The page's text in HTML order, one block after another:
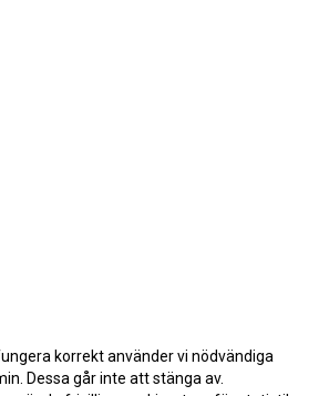
korrekt använder vi nödvändiga
Dessa går inte att stänga av.